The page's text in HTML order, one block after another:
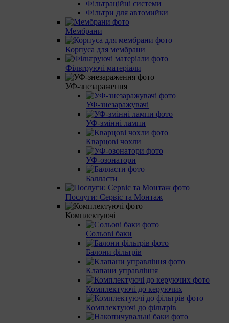
Фільтраційні системи
Фільтри для автомийки
Мембрани
Корпуса для мембрани
Фільтруючі матеріали
УФ-знезараження
УФ-знезаражувачі
УФ-змінні лампи
Кварцові чохли
УФ-озонатори
Балласти
Послуги: Сервіс та Монтаж
Комплектуючі
Сольові баки
Балони фільтрів
Клапани управління
Комплектуючі до керуючих
Комплектуючі до фільтрів